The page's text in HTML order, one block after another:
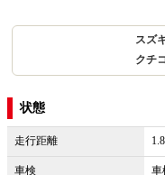
スズ
クチ
状態
走行距離
車検 車